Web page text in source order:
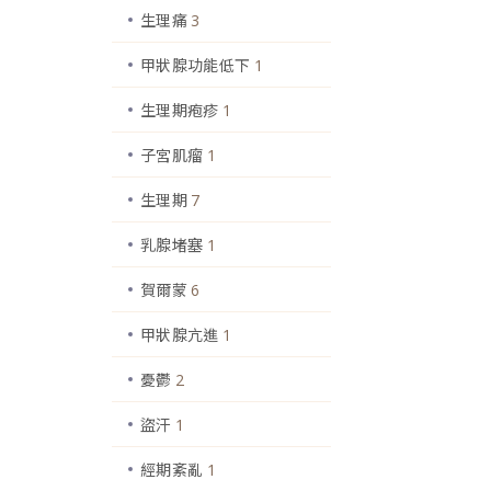
生理痛 3
甲狀腺功能低下 1
生理期疱疹 1
子宮肌瘤 1
生理期 7
乳腺堵塞 1
賀爾蒙6
甲狀腺亢進 1
憂鬱 2
盜汗 1
經期紊亂 1